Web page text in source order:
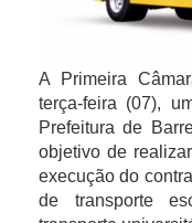
A Primeira
terça-feira (07),
Prefeitura de
objetivo de
execução do
de transporte